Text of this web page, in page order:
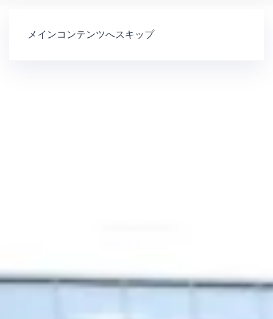
メインコンテンツへスキップ